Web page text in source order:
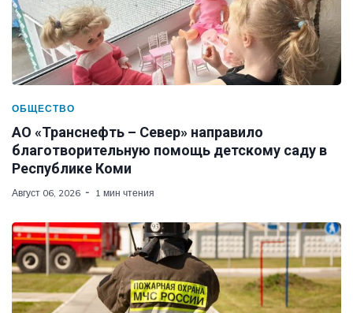
ОБЩЕСТВО
АО «Транснефть – Север» направило
благотворительную помощь детскому саду в
Республике Коми
Август 06, 2026 1 мин чтения